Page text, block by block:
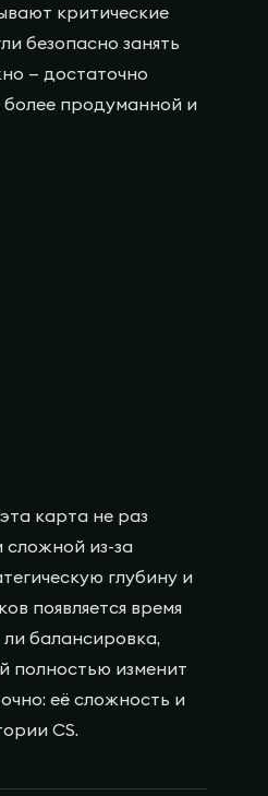
критические
безопасно занять
— достаточно
более продуманной и
карта не раз
сложной из-за
глубину и
появляется время
балансировка,
полностью изменит
её сложность и
CS.